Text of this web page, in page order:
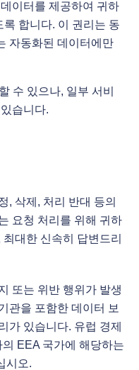
이터를 제공하여 귀하
합니다. 이 권리는 동
자동화된 데이터에만
수 있으나, 일부 서비
습니다.
, 삭제, 처리 반대 등의
요청 처리를 위해 귀하
대한 신속히 답변드리
또는 위반 행위가 발생
관을 포함한 데이터 보
가 있습니다. 유럽 경제
EEA 국가에 해당하는
시오.